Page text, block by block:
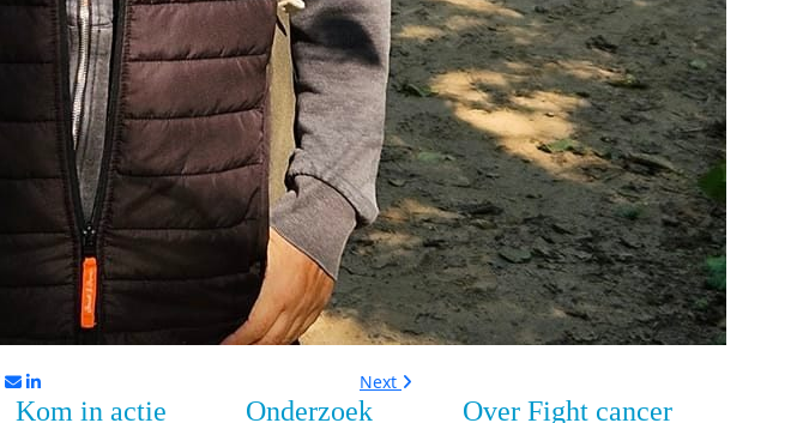
Next
Kom in actie Onderzoek Over Fight cancer